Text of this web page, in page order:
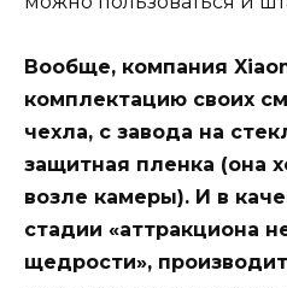
Вообще, компания
комплектацию своих
чехла, с завода на
защитная пленка (она
возле камеры). И в
стадии «аттракциона
щедрости»,